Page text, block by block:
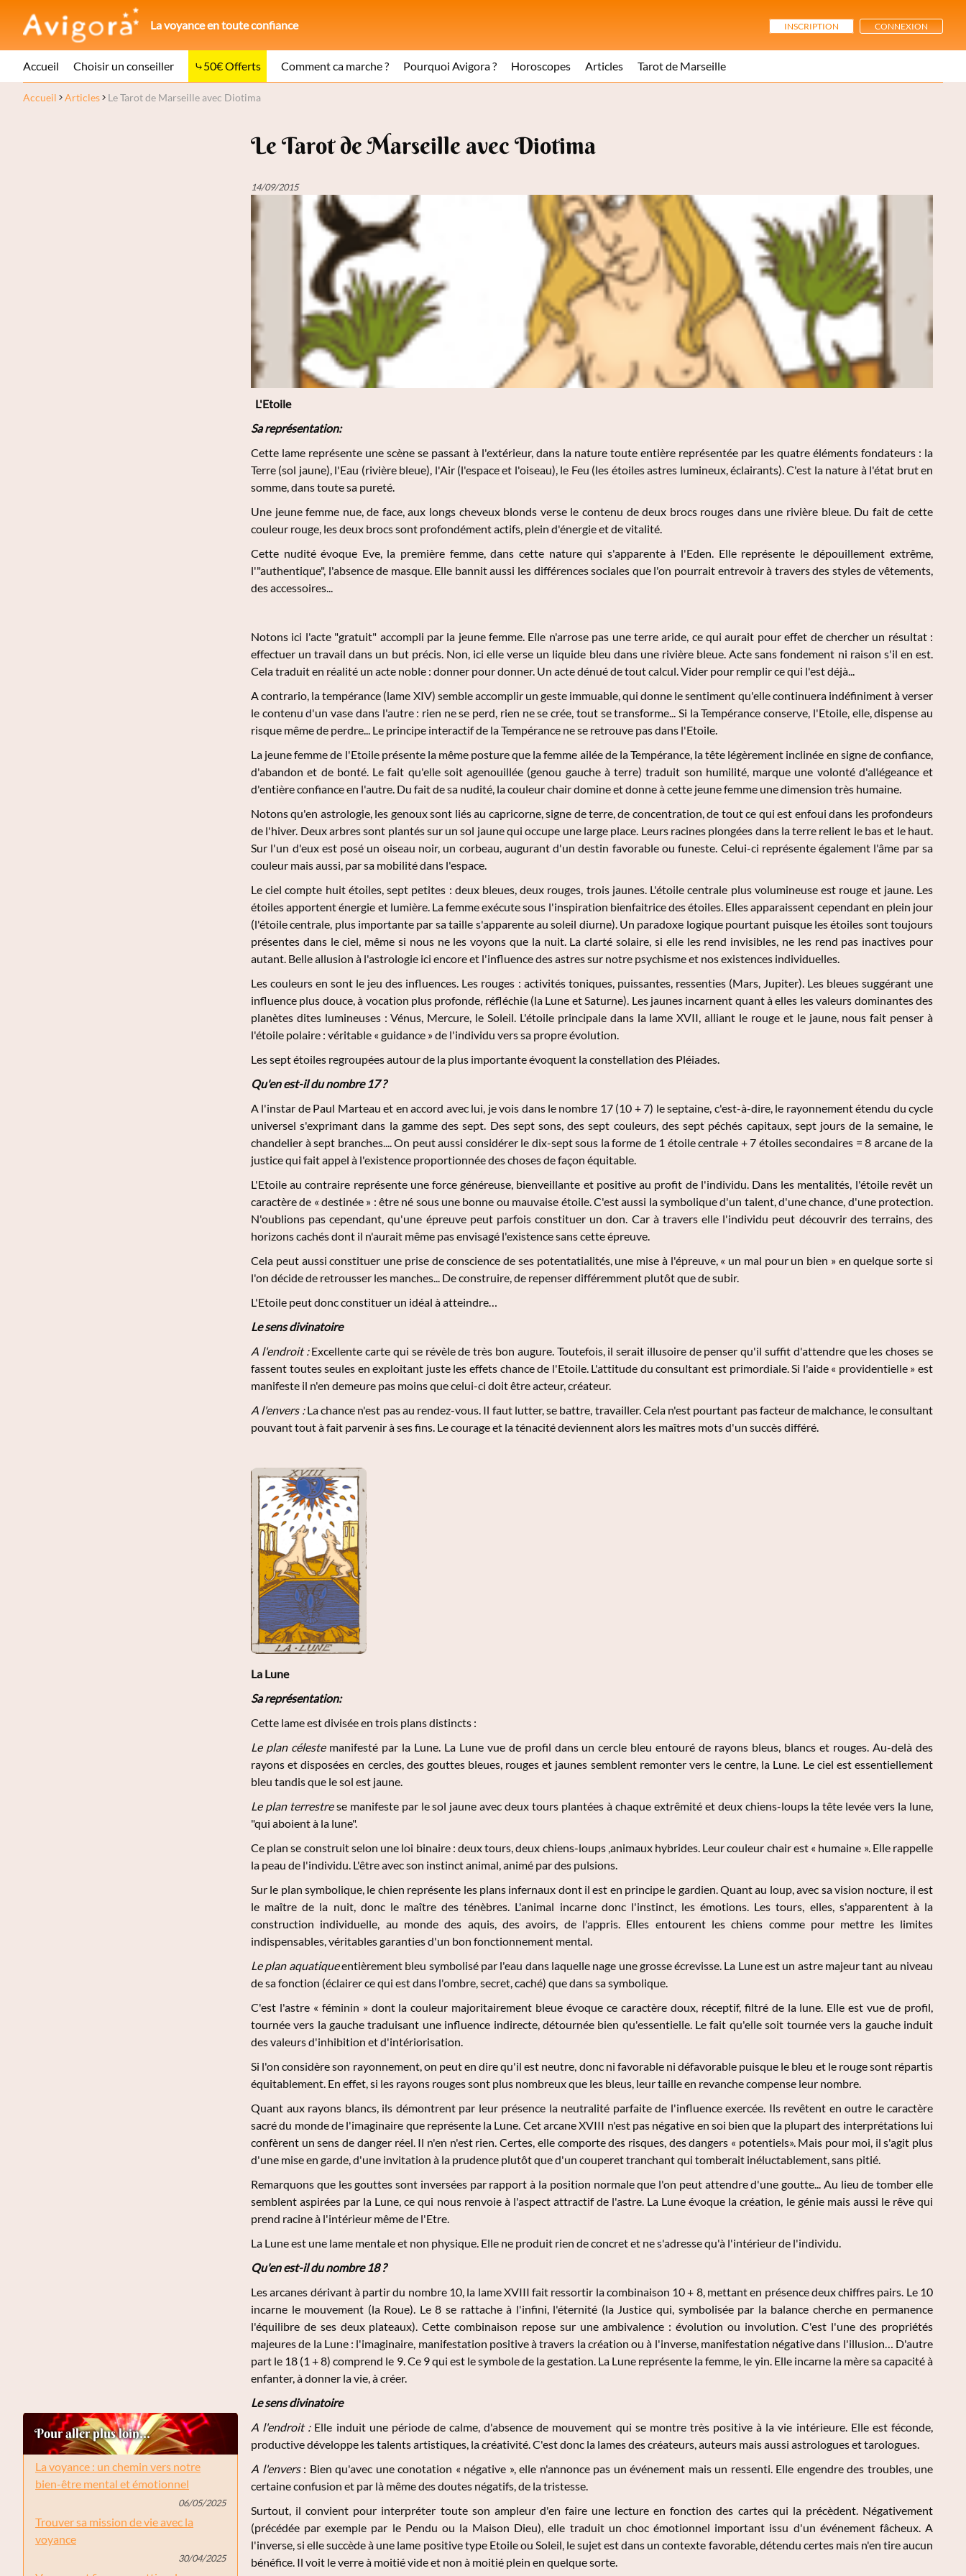
La voyance en toute confiance INSCRIPTION CONNEXION
Accueil Choisir un conseiller 50€ Offerts Comment ca marche ? Pourquoi Avigora ? Horoscopes Articles Tarot de Marseille
Accueil Articles Le Tarot de Marseille avec Diotima
Pour aller plus loin...
La voyance : un chemin vers notre
bien-être mental et émotionnel
06/05/2025
Trouver sa mission de vie avec la
voyance
30/04/2025
Le Tarot de Marseille avec Diotima
14/09/2015
L'Etoile
Sa représentation:
Cette lame représente une scène se passant à l'extérieur, dans la nature toute entière représentée par les quatre éléments fondateurs : la
Terre (sol jaune), l'Eau (rivière bleue), l'Air (l'espace et l'oiseau), le Feu (les étoiles astres lumineux, éclairants). C'est la nature à l'état brut en
somme, dans toute sa pureté.
Une jeune femme nue, de face, aux longs cheveux blonds verse le contenu de deux brocs rouges dans une rivière bleue. Du fait de cette
couleur rouge, les deux brocs sont profondément actifs, plein d'énergie et de vitalité.
Cette nudité évoque Eve, la première femme, dans cette nature qui s'apparente à l'Eden. Elle représente le dépouillement extrême,
l'"authentique", l'absence de masque. Elle bannit aussi les différences sociales que l'on pourrait entrevoir à travers des styles de vêtements,
des accessoires...
Notons ici l'acte "gratuit" accompli par la jeune femme. Elle n'arrose pas une terre aride, ce qui aurait pour effet de chercher un résultat :
effectuer un travail dans un but précis. Non, ici elle verse un liquide bleu dans une rivière bleue. Acte sans fondement ni raison s'il en est.
Cela traduit en réalité un acte noble : donner pour donner. Un acte dénué de tout calcul. Vider pour remplir ce qui l'est déjà...
A contrario, la tempérance (lame XIV) semble accomplir un geste immuable, qui donne le sentiment qu'elle continuera indéfiniment à verser
le contenu d'un vase dans l'autre : rien ne se perd, rien ne se crée, tout se transforme... Si la Tempérance conserve, l'Etoile, elle, dispense au
risque même de perdre... Le principe interactif de la Tempérance ne se retrouve pas dans l'Etoile.
La jeune femme de l'Etoile présente la même posture que la femme ailée de la Tempérance, la tête légèrement inclinée en signe de confiance,
d'abandon et de bonté. Le fait qu'elle soit agenouillée (genou gauche à terre) traduit son humilité, marque une volonté d'allégeance et
d'entière confiance en l'autre. Du fait de sa nudité, la couleur chair domine et donne à cette jeune femme une dimension très humaine.
Notons qu'en astrologie, les genoux sont liés au capricorne, signe de terre, de concentration, de tout ce qui est enfoui dans les profondeurs
de l'hiver. Deux arbres sont plantés sur un sol jaune qui occupe une large place. Leurs racines plongées dans la terre relient le bas et le haut.
Sur l'un d'eux est posé un oiseau noir, un corbeau, augurant d'un destin favorable ou funeste. Celui-ci représente également l'âme par sa
couleur mais aussi, par sa mobilité dans l'espace.
Le ciel compte huit étoiles, sept petites : deux bleues, deux rouges, trois jaunes. L'étoile centrale plus volumineuse est rouge et jaune. Les
étoiles apportent énergie et lumière. La femme exécute sous l'inspiration bienfaitrice des étoiles. Elles apparaissent cependant en plein jour
(l'étoile centrale, plus importante par sa taille s'apparente au soleil diurne). Un paradoxe logique pourtant puisque les étoiles sont toujours
présentes dans le ciel, même si nous ne les voyons que la nuit. La clarté solaire, si elle les rend invisibles, ne les rend pas inactives pour
autant. Belle allusion à l'astrologie ici encore et l'influence des astres sur notre psychisme et nos existences individuelles.
Les couleurs en sont le jeu des influences. Les rouges : activités toniques, puissantes, ressenties (Mars, Jupiter). Les bleues suggérant une
influence plus douce, à vocation plus profonde, réfléchie (la Lune et Saturne). Les jaunes incarnent quant à elles les valeurs dominantes des
planètes dites lumineuses : Vénus, Mercure, le Soleil. L'étoile principale dans la lame XVII, alliant le rouge et le jaune, nous fait penser à
l'étoile polaire : véritable « guidance » de l'individu vers sa propre évolution.
Les sept étoiles regroupées autour de la plus importante évoquent la constellation des Pléiades.
Qu'en est-il du nombre 17 ?
A l'instar de Paul Marteau et en accord avec lui, je vois dans le nombre 17 (10 + 7) le septaine, c'est-à-dire, le rayonnement étendu du cycle
universel s'exprimant dans la gamme des sept. Des sept sons, des sept couleurs, des sept péchés capitaux, sept jours de la semaine, le
chandelier à sept branches.... On peut aussi considérer le dix-sept sous la forme de 1 étoile centrale + 7 étoiles secondaires = 8 arcane de la
justice qui fait appel à l'existence proportionnée des choses de façon équitable.
L'Etoile au contraire représente une force généreuse, bienveillante et positive au profit de l'individu. Dans les mentalités, l'étoile revêt un
caractère de « destinée » : être né sous une bonne ou mauvaise étoile. C'est aussi la symbolique d'un talent, d'une chance, d'une protection.
N'oublions pas cependant, qu'une épreuve peut parfois constituer un don. Car à travers elle l'individu peut découvrir des terrains, des
horizons cachés dont il n'aurait même pas envisagé l'existence sans cette épreuve.
Cela peut aussi constituer une prise de conscience de ses potentatialités, une mise à l'épreuve, « un mal pour un bien » en quelque sorte si
l'on décide de retrousser les manches... De construire, de repenser différemment plutôt que de subir.
L'Etoile peut donc constituer un idéal à atteindre…
Le sens divinatoire
A l'endroit :Excellente carte qui se révèle de très bon augure. Toutefois, il serait illusoire de penser qu'il suffit d'attendre que les choses se
fassent toutes seules en exploitant juste les effets chance de l'Etoile. L'attitude du consultant est primordiale. Si l'aide « providentielle » est
manifeste il n'en demeure pas moins que celui-ci doit être acteur, créateur.
A l'envers :La chance n'est pas au rendez-vous. Il faut lutter, se battre, travailler. Cela n'est pourtant pas facteur de malchance, le consultant
pouvant tout à fait parvenir à ses fins. Le courage et la ténacité deviennent alors les maîtres mots d'un succès différé.
La Lune
Sa représentation:
Cette lame est divisée en trois plans distincts :
Le plan célestemanifesté par la Lune. La Lune vue de profil dans un cercle bleu entouré de rayons bleus, blancs et rouges. Au-delà des
rayons et disposées en cercles, des gouttes bleues, rouges et jaunes semblent remonter vers le centre, la Lune. Le ciel est essentiellement
bleu tandis que le sol est jaune.
Le plan terrestrese manifeste par le sol jaune avec deux tours plantées à chaque extrêmité et deux chiens-loups la tête levée vers la lune,
"qui aboient à la lune".
Ce plan se construit selon une loi binaire : deux tours, deux chiens-loups ,animaux hybrides. Leur couleur chair est « humaine ». Elle rappelle
la peau de l'individu. L'être avec son instinct animal, animé par des pulsions.
Sur le plan symbolique, le chien représente les plans infernaux dont il est en principe le gardien. Quant au loup, avec sa vision nocture, il est
le maître de la nuit, donc le maître des ténèbres. L'animal incarne donc l'instinct, les émotions. Les tours, elles, s'apparentent à la
construction individuelle, au monde des aquis, des avoirs, de l'appris. Elles entourent les chiens comme pour mettre les limites
indispensables, véritables garanties d'un bon fonctionnement mental.
Le plan aquatiqueentièrement bleu symbolisé par l'eau dans laquelle nage une grosse écrevisse. La Lune est un astre majeur tant au niveau
de sa fonction (éclairer ce qui est dans l'ombre, secret, caché) que dans sa symbolique.
C'est l'astre « féminin » dont la couleur majoritairement bleue évoque ce caractère doux, réceptif, filtré de la lune. Elle est vue de profil,
tournée vers la gauche traduisant une influence indirecte, détournée bien qu'essentielle. Le fait qu'elle soit tournée vers la gauche induit
des valeurs d'inhibition et d'intériorisation.
Si l'on considère son rayonnement, on peut en dire qu'il est neutre, donc ni favorable ni défavorable puisque le bleu et le rouge sont répartis
équitablement. En effet, si les rayons rouges sont plus nombreux que les bleus, leur taille en revanche compense leur nombre.
Quant aux rayons blancs, ils démontrent par leur présence la neutralité parfaite de l'influence exercée. Ils revêtent en outre le caractère
sacré du monde de l'imaginaire que représente la Lune. Cet arcane XVIII n'est pas négative en soi bien que la plupart des interprétations lui
confèrent un sens de danger réel. Il n'en n'est rien. Certes, elle comporte des risques, des dangers « potentiels». Mais pour moi, il s'agit plus
d'une mise en garde, d'une invitation à la prudence plutôt que d'un couperet tranchant qui tomberait inéluctablement, sans pitié.
Remarquons que les gouttes sont inversées par rapport à la position normale que l'on peut attendre d'une goutte... Au lieu de tomber elle
semblent aspirées par la Lune, ce qui nous renvoie à l'aspect attractif de l'astre. La Lune évoque la création, le génie mais aussi le rêve qui
prend racine à l'intérieur même de l'Etre.
La Lune est une lame mentale et non physique. Elle ne produit rien de concret et ne s'adresse qu'à l'intérieur de l'individu.
Qu'en est-il du nombre 18 ?
Les arcanes dérivant à partir du nombre 10, la lame XVIII fait ressortir la combinaison 10 + 8, mettant en présence deux chiffres pairs. Le 10
incarne le mouvement (la Roue). Le 8 se rattache à l'infini, l'éternité (la Justice qui, symbolisée par la balance cherche en permanence
l'équilibre de ses deux plateaux). Cette combinaison repose sur une ambivalence : évolution ou involution. C'est l'une des propriétés
majeures de la Lune : l'imaginaire, manifestation positive à travers la création ou à l'inverse, manifestation négative dans l'illusion… D'autre
part le 18 (1 + 8) comprend le 9. Ce 9 qui est le symbole de la gestation. La Lune représente la femme, le yin. Elle incarne la mère sa capacité à
enfanter, à donner la vie, à créer.
Le sens divinatoire
A l'endroit :Elle induit une période de calme, d'absence de mouvement qui se montre très positive à la vie intérieure. Elle est féconde,
productive développe les talents artistiques, la créativité. C'est donc la lames des créateurs, auteurs mais aussi astrologues et tarologues.
A l'envers: Bien qu'avec une conotation « négative », elle n'annonce pas un événement mais un ressenti. Elle engendre des troubles, une
certaine confusion et par là même des doutes négatifs, de la tristesse.
Surtout, il convient pour interpréter toute son ampleur d'en faire une lecture en fonction des cartes qui la précèdent. Négativement
(précédée par exemple par le Pendu ou la Maison Dieu), elle traduit un choc émotionnel important issu d'un événement fâcheux. A
l'inverse, si elle succède à une lame positive type Etoile ou Soleil, le sujet est dans un contexte favorable, détendu certes mais n'en tire aucun
bénéfice. Il voit le verre à moitié vide et non à moitié plein en quelque sorte.